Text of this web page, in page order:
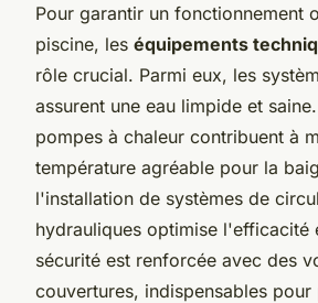
Pour garantir un fonctionnement
piscine, les équipements
rôle crucial. Parmi eux, les
assurent une eau limpide et
pompes à chaleur contribuent à
température agréable pour la
l'installation de systèmes de
hydrauliques optimise l'efficacité
sécurité est renforcée avec des
couvertures, indispensables